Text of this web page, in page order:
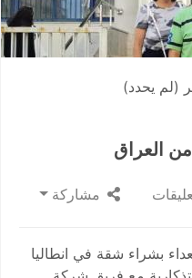
(لم يحدد)
العراق
مشاركة
بشراء شقة في انطاليا